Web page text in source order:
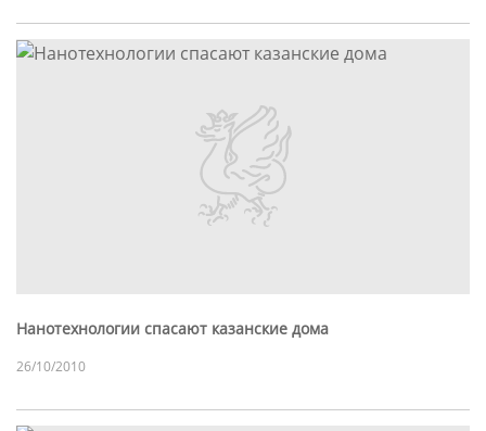
Нанотехнологии спасают казанские дома
26/10/2010